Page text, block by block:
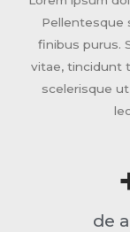
Pellentesque
finibus purus.
vitae, tincidunt
scelerisque
de